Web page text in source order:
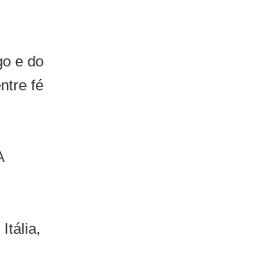
e do
fé
Itália,